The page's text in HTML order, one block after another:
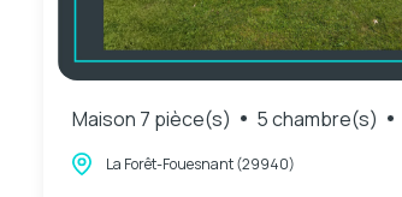
Maison 7 pièce(s) 5 chambre(s)
La Forêt-Fouesnant (29940)